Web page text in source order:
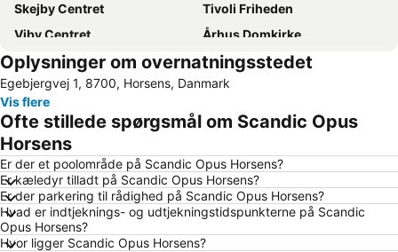
Skejby Centret
Tivoli Friheden
Viby Centret
Århus Domkirke
Moesgård
Hvidbjerg Strand
Horsens Harbour
Århus Bymuseum
Northside Festival
City Vest
Himmelbjerget
Storcenter Nord
Saksild
Hvidbjerg Strand
Aarhus Festival
Vejlby Fed
Umbrako DK Festival
Fast and Furious Car Show
Viking Moot Festival
Oplysninger om overnatningsstedet
Egebjergvej 1, 8700, Horsens, Danmark
Vis flere
Ofte stillede spørgsmål om Scandic Opus
Horsens
Er der et poolområde på Scandic Opus Horsens?
Er kæledyr tilladt på Scandic Opus Horsens?
Er der parkering til rådighed på Scandic Opus Horsens?
Hvad er indtjeknings- og udtjekningstidspunkterne på Scandic
Opus Horsens?
Hvor ligger Scandic Opus Horsens?